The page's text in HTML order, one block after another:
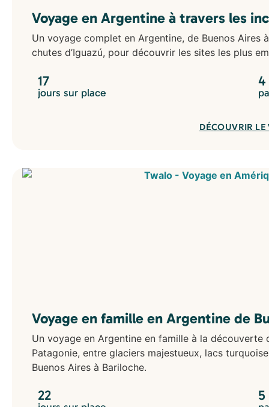
Voyage en Argentine à travers les
Un voyage complet en Argentine, de Buenos Aires
chutes d’Iguazú, pour découvrir les sites les plus
17
jours sur place
DÉCOUVRIR LE
Voyage en famille en Argentine de
Un voyage en Argentine en famille à la découverte
Patagonie, entre glaciers majestueux, lacs
Buenos Aires à Bariloche.
22